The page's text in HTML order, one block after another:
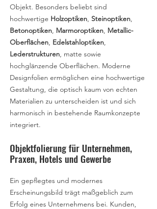
Objekt. Besonders beliebt sind
hochwertige Holzoptiken, Steinoptiken,
Betonoptiken, Marmoroptiken, Metallic-
Oberflächen, Edelstahloptiken,
Lederstrukturen, matte sowie
hochglänzende Oberflächen. Moderne
Designfolien ermöglichen eine hochwertige
Gestaltung, die optisch kaum von echten
Materialien zu unterscheiden ist und sich
harmonisch in bestehende Raumkonzepte
integriert.
Objektfolierung für Unternehmen,
Praxen, Hotels und Gewerbe
Ein gepflegtes und modernes
Erscheinungsbild trägt maßgeblich zum
Erfolg eines Unternehmens bei. Kunden,